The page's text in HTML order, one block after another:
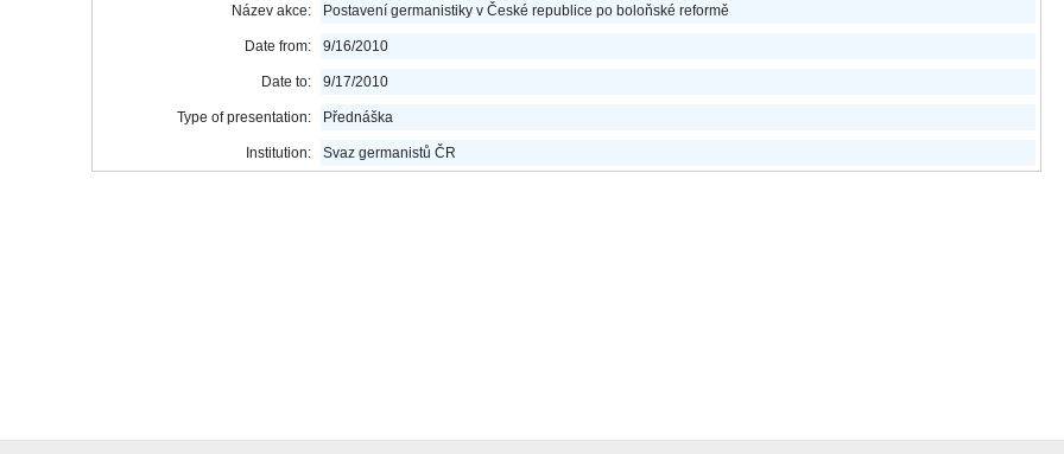
Název akce: Postavení germanistiky v České republice po boloňské reformě
Date from: 9/16/2010
Date to: 9/17/2010
Type of presentation: Přednáška
Institution: Svaz germanistů ČR